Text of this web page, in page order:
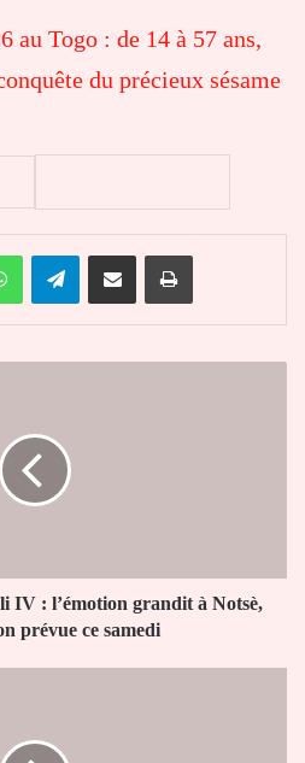
au Togo : de 14 à 57 ans,
du précieux sésame
WhatsAppTelegramPartager par email Imprimer
IV : l’émotion grandit à Notsè,
prévue ce samedi